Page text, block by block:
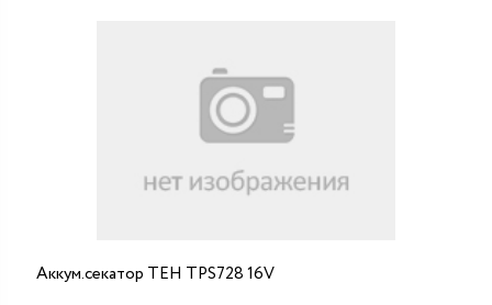
Аккум.секатор ТЕН ТРS728 16V